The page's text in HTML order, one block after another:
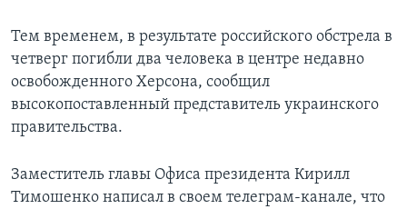
Тем временем, в результате российского обстрела в
четверг погибли два человека в центре недавно
освобожденного Херсона, сообщил
высокопоставленный представитель украинского
правительства.
Заместитель главы Офиса президента Кирилл
Тимошенко написал в своем телеграм-канале, что